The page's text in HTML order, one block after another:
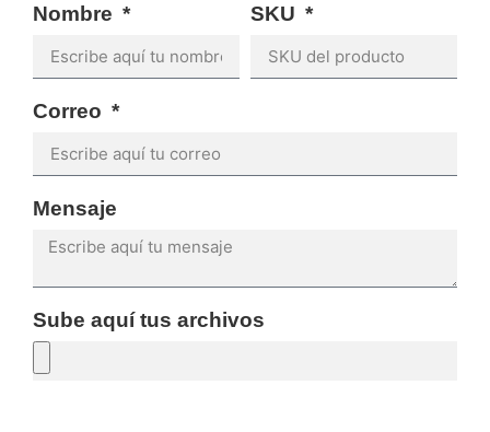
Nombre SKU
Correo
Mensaje
Sube aquí tus archivos